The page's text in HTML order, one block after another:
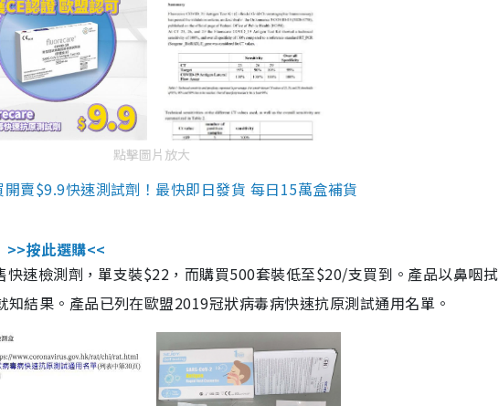
點擊圖片放大
賣$9.9快速測試劑！最快即日發貨 每日15萬盒補貨
>>按此選購<<
快速檢測劑，單支裝$22，而購買500套裝低至$20/支買到。產品以鼻咽
結果。產品已列在歐盟2019冠狀病毒病快速抗原測試通用名單。